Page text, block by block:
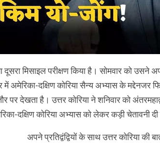
दूसरा मिसाइल परीक्षण किया है। सोमवार को उसने
में अमेरिका-दक्षिण कोरिया सैन्य अभ्यास के
पर देखता है। उत्तर कोरिया ने शनिवार को
दक्षिण कोरिया अभ्यास को लेकर कड़ी चेतावनी दी
अपने प्रतिद्वंद्वियों के साथ उत्तर कोरिया